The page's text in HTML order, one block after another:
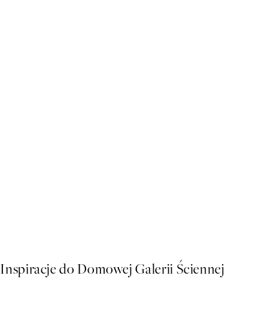
Inspiracje do Domowej Galerii Ściennej